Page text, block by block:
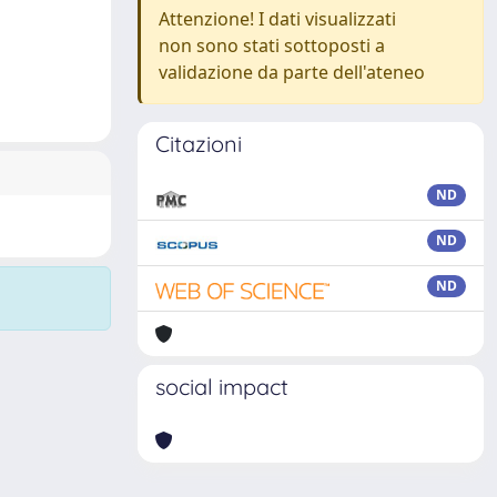
Attenzione! I dati visualizzati
non sono stati sottoposti a
validazione da parte dell'ateneo
Citazioni
ND
ND
ND
social impact